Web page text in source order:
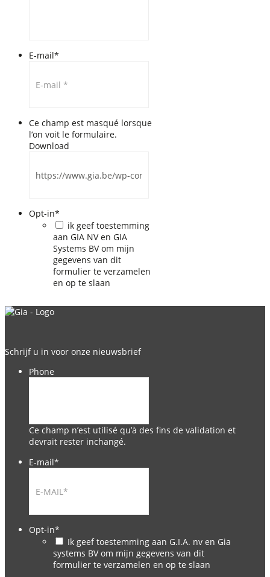
E-mail*
Ce champ est masqué lorsque
l‘on voit le formulaire.
Download
Opt-in*
ik geef toestemming
aan GIA NV en GIA
Systems BV om mijn
gegevens van dit
formulier te verzamelen
en op te slaan
Schrijf u in voor onze nieuwsbrief
Phone
Ce champ n’est utilisé qu’à des fins de validation et
devrait rester inchangé.
E-mail*
Opt-in*
Ik geef toestemming aan G.I.A. nv en Gia
systems BV om mijn gegevens van dit
formulier te verzamelen en op te slaan